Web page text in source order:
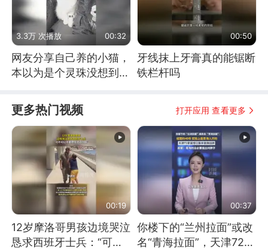
3.3万 次播放 00:32
网友分享自己养的小猫，
本以为是个灵珠没想到是
00:50
牙线抹上牙膏真的能锯断
铁栏杆吗
更多热门视频 打开应用 查看更多
00:19
12岁摩洛哥男孩边境哭泣
恳求西班牙士兵：“可不
00:37
你楼下的“兰州拉面”或改
名“青海拉面”，天津72家